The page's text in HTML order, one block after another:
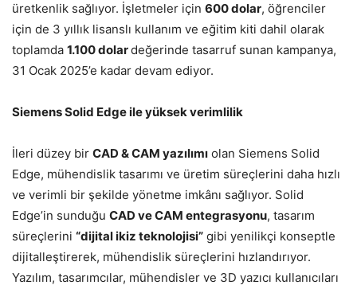
üretkenlik sağlıyor. İşletmeler için 600 dolar, öğrenciler
için de 3 yıllık lisanslı kullanım ve eğitim kiti dahil olarak
toplamda 1.100 dolardeğerinde tasarruf sunan kampanya,
31 Ocak 2025’e kadar devam ediyor.
Siemens Solid Edge ile yüksek verimlilik
İleri düzey bir CAD & CAM yazılımı olan Siemens Solid
Edge, mühendislik tasarımı ve üretim süreçlerini daha hızlı
ve verimli bir şekilde yönetme imkânı sağlıyor. Solid
Edge’in sunduğu CAD ve CAM entegrasyonu, tasarım
süreçlerini “dijital ikiz teknolojisi” gibi yenilikçi konseptle
dijitalleştirerek, mühendislik süreçlerini hızlandırıyor.
Yazılım, tasarımcılar, mühendisler ve 3D yazıcı kullanıcıları